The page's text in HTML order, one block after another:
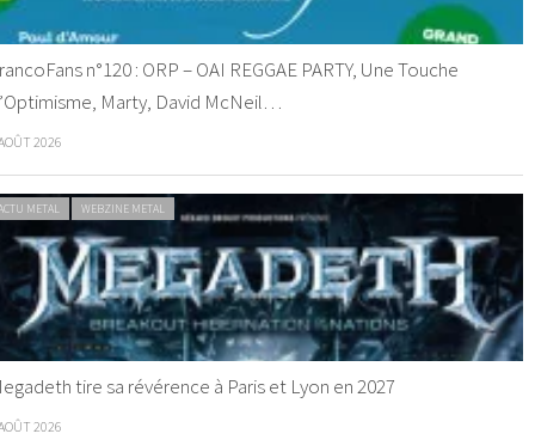
n°120 : ORP – OAI REGGAE PARTY, Une Touche
Marty, David McNeil…
2026
METAL WEBZINE METAL
tire sa révérence à Paris et Lyon en 2027
2026